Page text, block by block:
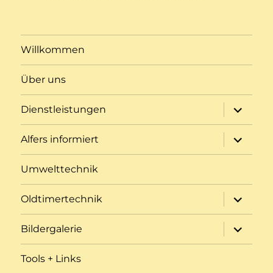
Willkommen
Über uns
Dienstleistungen
öffnen
Alfers informiert
öffnen
Umwelttechnik
Oldtimertechnik
öffnen
Bildergalerie
öffnen
Tools + Links